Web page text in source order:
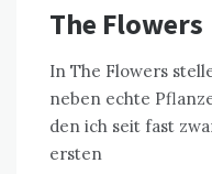
The Flowers
In The Flowers
neben echte
den ich seit fast
ersten